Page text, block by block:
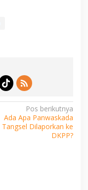
Pos berikutnya
Ada Apa Panwaskada
Tangsel Dilaporkan ke
DKPP?